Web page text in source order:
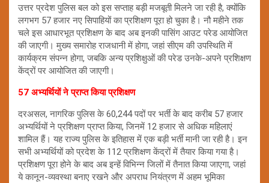
उत्तर प्रदेश पुलिस बल को इस सप्ताह बड़ी मजबूती मिलने जा रही है, क्योंकि
लगभग 57 हजार नए सिपाहियों का प्रशिक्षण पूरा हो चुका है। नौ महीने तक
चले इस आधारभूत प्रशिक्षण के बाद अब इनकी पासिंग आउट परेड आयोजित
की जाएगी। मुख्य समारोह राजधानी में होगा, जहां सीएम की उपस्थिति में
कार्यक्रम संपन्न होगा, जबकि अन्य प्रशिक्षुओं की परेड उनके-अपने प्रशिक्षण
केंद्रों पर आयोजित की जाएगी।
57 अभ्यर्थियों ने प्राप्त किया प्रशिक्षण
दरअसल, नागरिक पुलिस के 60,244 पदों पर भर्ती के बाद करीब 57 हजार
अभ्यर्थियों ने प्रशिक्षण प्राप्त किया, जिनमें 12 हजार से अधिक महिलाएं
शामिल हैं। यह राज्य पुलिस के इतिहास में एक बड़ी भर्ती मानी जा रही है। इन
सभी अभ्यर्थियों को प्रदेश के 112 प्रशिक्षण केंद्रों में तैयार किया गया है।
प्रशिक्षण पूरा होने के बाद अब इन्हें विभिन्न जिलों में तैनात किया जाएगा, जहां
ये कानून-व्यवस्था बनाए रखने और अपराध नियंत्रण में अहम भूमिका